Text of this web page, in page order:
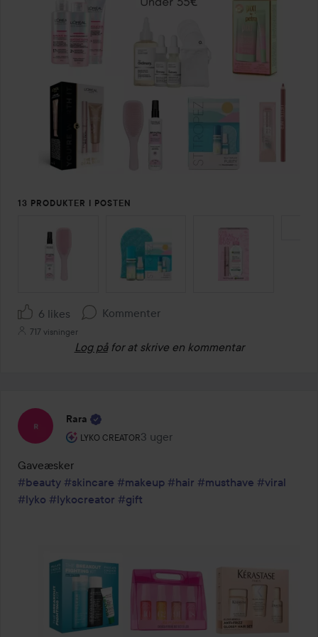
13 PRODUKTER I POSTEN
SPRING OVER SEKTIONEN
6 likes Kommenter
717 visninger
Log på for at skrive en kommentar
Rara
LYKO CREATOR
Brugerens rolle: Lyko Creator.
3 uger
Posten blev oprettet 3 uger
#beauty #skincare #makeup #hair #musthave #viral
#lyko #lykocreator #gift